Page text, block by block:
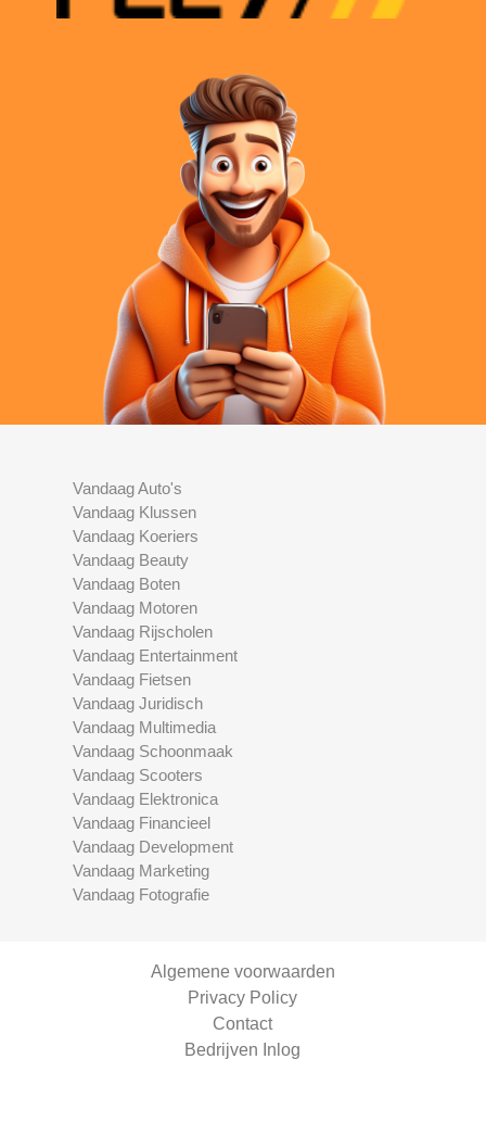
Vandaag Auto's
Vandaag Klussen
Vandaag Koeriers
Vandaag Beauty
Vandaag Boten
Vandaag Motoren
Vandaag Rijscholen
Vandaag Entertainment
Vandaag Fietsen
Vandaag Juridisch
Vandaag Multimedia
Vandaag Schoonmaak
Vandaag Scooters
Vandaag Elektronica
Vandaag Financieel
Vandaag Development
Vandaag Marketing
Vandaag Fotografie
Algemene voorwaarden
Privacy Policy
Contact
Bedrijven Inlog